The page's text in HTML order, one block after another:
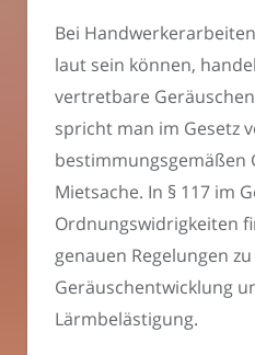
Bei
laut sein können,
vertretbare
spricht man im Gesetz
bestimmungsgemäßen
Mietsache. In § 117 im
Ordnungswidrigkeiten
genauen Regelungen
Geräuschentwicklung
Lärmbelästigung.